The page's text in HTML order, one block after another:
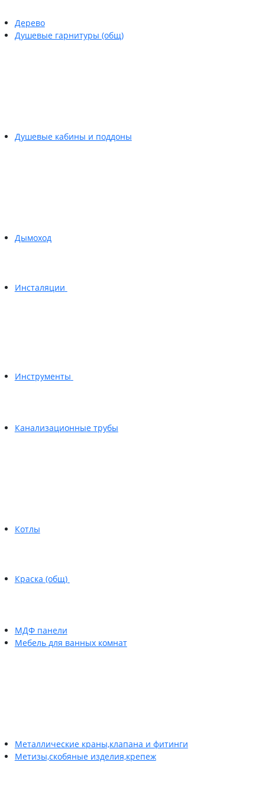
Дерево
Душевые гарнитуры (общ)
Душевые кабины и поддоны
Дымоход
Инсталяции
Инструменты
Канализационные трубы
Котлы
Краска (общ)
МДФ панели
Мебель для ванных комнат
Металлические краны,клапана и фитинги
Метизы,скобяные изделия,крепеж